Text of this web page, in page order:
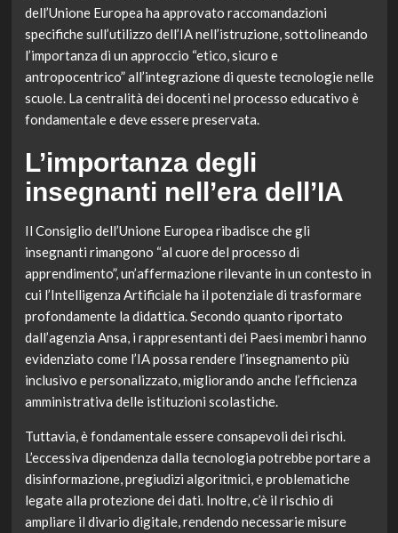
dell’Unione Europea ha approvato raccomandazioni
specifiche sull’utilizzo dell’IA nell’istruzione, sottolineando
l’importanza di un approccio “etico, sicuro e
antropocentrico” all’integrazione di queste tecnologie nelle
scuole. La centralità dei docenti nel processo educativo è
fondamentale e deve essere preservata.
L’importanza degli
insegnanti nell’era dell’IA
Il Consiglio dell’Unione Europea ribadisce che gli
insegnanti rimangono “al cuore del processo di
apprendimento”, un’affermazione rilevante in un contesto in
cui l’Intelligenza Artificiale ha il potenziale di trasformare
profondamente la didattica. Secondo quanto riportato
dall’agenzia Ansa, i rappresentanti dei Paesi membri hanno
evidenziato come l’IA possa rendere l’insegnamento più
inclusivo e personalizzato, migliorando anche l’efficienza
amministrativa delle istituzioni scolastiche.
Tuttavia, è fondamentale essere consapevoli dei rischi.
L’eccessiva dipendenza dalla tecnologia potrebbe portare a
disinformazione, pregiudizi algoritmici, e problematiche
legate alla protezione dei dati. Inoltre, c’è il rischio di
ampliare il divario digitale, rendendo necessarie misure